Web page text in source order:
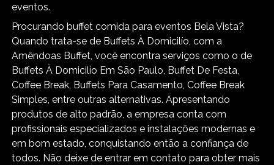
eventos.
Procurando buffet comida para eventos Bela Vista?
Quando trata-se de Buffets À Domicilío, com a
Amêndoas Buffet, você encontra serviços como o de
Buffets À Domicilío Em São Paulo, Buffet De Festa,
Coffee Break, Buffets Para Casamento, Coffee Break
Simples, entre outras alternativas. Apresentando
produtos de alto padrão, a empresa conta com
profissionais especializados e instalações modernas e
em bom estado, conquistando então a confiança de
todos. Não deixe de entrar em contato para obter mais